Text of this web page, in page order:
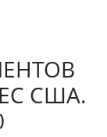
США.